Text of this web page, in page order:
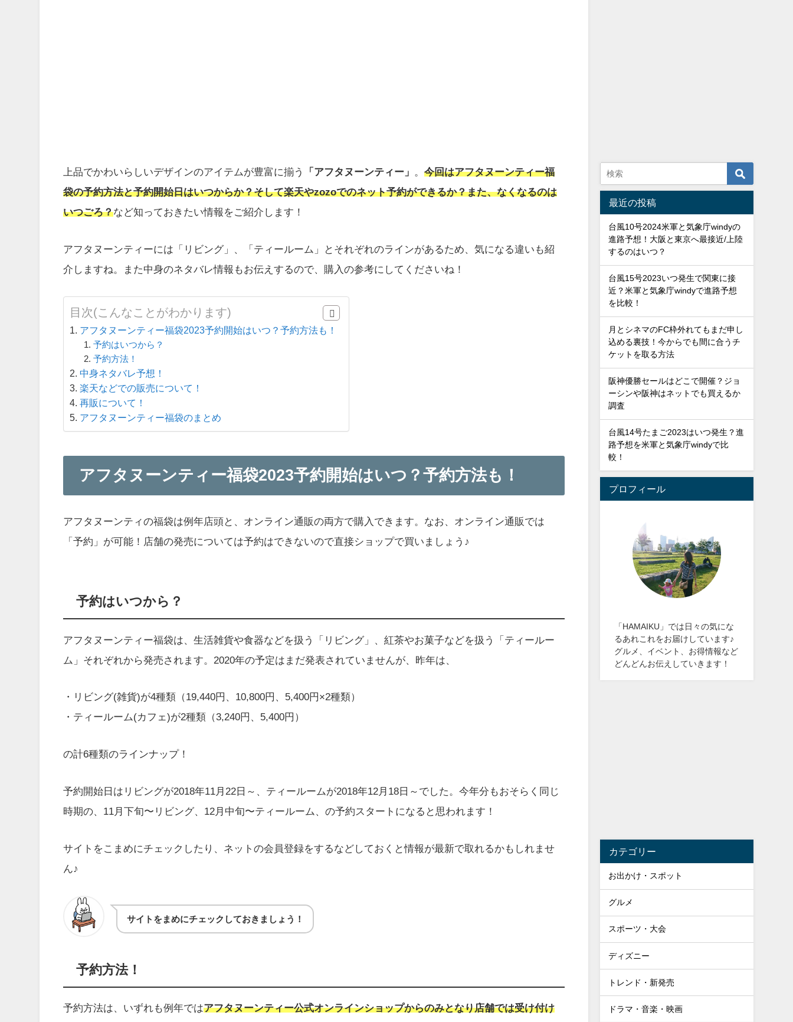
上品でかわいらしいデザインのアイテムが豊富に揃う 「アフタヌーンティー」 。今回はアフタヌーンティー福
袋の予約方法と予約開始日はいつからか？そして楽天やzozoでのネット予約ができるか？また、なくなるのは
いつごろ？など知っておきたい情報をご紹介します！
アフタヌーンティーには「リビング」、「ティールーム」とそれぞれのラインがあるため、気になる違いも紹
介しますね。また中身のネタバレ情報もお伝えするので、購入の参考にしてくださいね！
目次(こんなことがわかります)
アフタヌーンティー福袋2023予約開始はいつ？予約方法も！
予約はいつから？
予約方法！
中身ネタバレ予想！
楽天などでの販売について！
再販について！
アフタヌーンティー福袋のまとめ
アフタヌーンティー福袋2023予約開始はいつ？予約方法も！
アフタヌーンティの福袋は例年店頭と、オンライン通販の両方で購入できます。なお、オンライン通販では
「予約」が可能！店舗の発売については予約はできないので直接ショップで買いましょう♪
予約はいつから？
アフタヌーンティー福袋は、生活雑貨や食器などを扱う「リビング」、紅茶やお菓子などを扱う「ティールー
ム」それぞれから発売されます。2020年の予定はまだ発表されていませんが、昨年は、
・リビング(雑貨)が4種類（19,440円、10,800円、5,400円×2種類）
・ティールーム(カフェ)が2種類（3,240円、5,400円）
の計6種類のラインナップ！
予約開始日はリビングが2018年11月22日～、ティールームが2018年12月18日～でした。今年分もおそらく同じ
時期の、11月下旬〜リビング、12月中旬〜ティールーム、の予約スタートになると思われます！
サイトをこまめにチェックしたり、ネットの会員登録をするなどしておくと情報が最新で取れるかもしれませ
ん♪
サイトをまめにチェックしておきましょう！
予約方法！
予約方法は、いずれも例年ではアフタヌーンティー公式オンラインショップからのみとなり店舗では受け付け
最近の投稿
台風10号2024米軍と気象庁windyの
進路予想！大阪と東京へ最接近/上陸
するのはいつ？
台風15号2023いつ発生で関東に接
近？米軍と気象庁windyで進路予想
を比較！
月とシネマのFC枠外れてもまだ申し
込める裏技！今からでも間に合うチ
ケットを取る方法
阪神優勝セールはどこで開催？ジョ
ーシンや阪神はネットでも買えるか
調査
台風14号たまご2023はいつ発生？進
路予想を米軍と気象庁windyで比
較！
プロフィール
「HAMAIKU」では日々の気にな
るあれこれをお届けしています♪
グルメ、イベント、お得情報など
どんどんお伝えしていきます！
カテゴリー
お出かけ・スポット
グルメ
スポーツ・大会
ディズニー
トレンド・新発売
ドラマ・音楽・映画